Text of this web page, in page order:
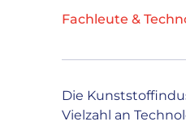
Fachleute &
Die
Vielzahl an